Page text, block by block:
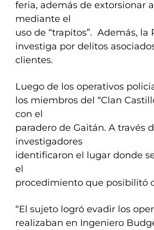
feria, además de extorsionar
mediante el
uso de “trapitos”. Además, la
investiga por delitos
clientes.
Luego de los operativos
los miembros del “Clan
con el
paradero de Gaitán. A través
investigadores
identificaron el lugar donde
el
procedimiento que posibilitó
“El sujeto logró evadir los
realizaban en Ingeniero